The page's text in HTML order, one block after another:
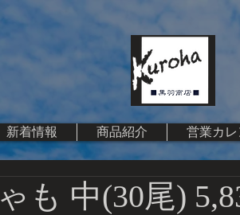
新着情報 商品紹介 営業カ
も 中(30尾)